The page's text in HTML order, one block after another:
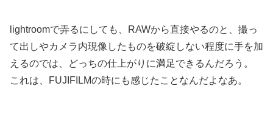
lightroomで弄るにしても、RAWから直接やるのと、撮っ
て出しやカメラ内現像したものを破綻しない程度に手を加
えるのでは、どっちの仕上がりに満足できるんだろう。
これは、FUJIFILMの時にも感じたことなんだよなあ。